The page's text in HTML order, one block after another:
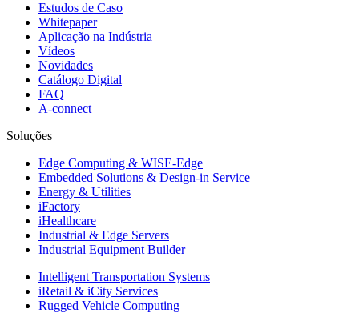
Estudos de Caso
Whitepaper
Aplicação na Indústria
Vídeos
Novidades
Catálogo Digital
FAQ
A-connect
Soluções
Edge Computing & WISE-Edge
Embedded Solutions & Design-in Service
Energy & Utilities
iFactory
iHealthcare
Industrial & Edge Servers
Industrial Equipment Builder
Intelligent Transportation Systems
iRetail & iCity Services
Rugged Vehicle Computing